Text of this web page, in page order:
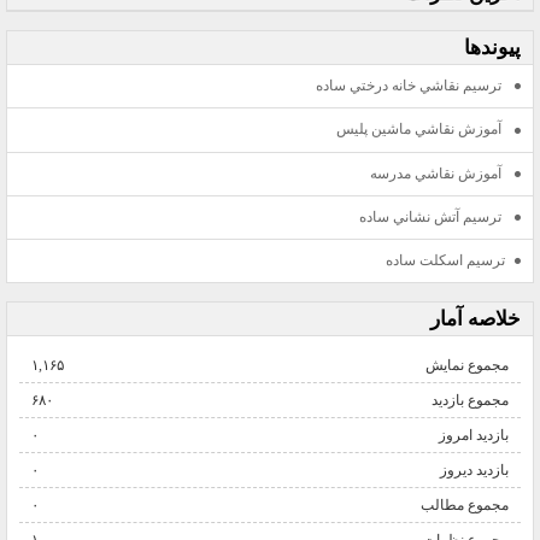
پيوندها
ترسيم نقاشي خانه درختي ساده
آموزش نقاشي ماشين پليس
آموزش نقاشي مدرسه
ترسيم آتش نشاني ساده
ترسيم اسكلت ساده
خلاصه آمار
مجموع نمایش‌ ۱,۱۶۵
مجموع بازدید ۶۸۰
بازدید امروز ۰
بازدید دیروز ۰
مجموع مطالب ۰